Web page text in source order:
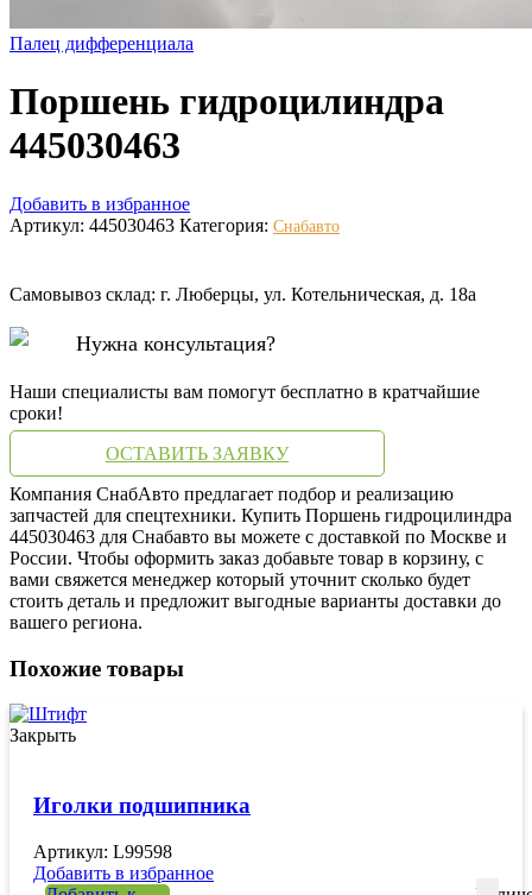
Палец дифференциала
Поршень гидроцилиндра
445030463
Добавить в избранное
Артикул: 445030463 Категория: Снабавто
Самовывоз склад: г. Люберцы, ул. Котельническая, д. 18а
Нужна консультация?
Наши специалисты вам помогут бесплатно в кратчайшие
сроки!
ОСТАВИТЬ ЗАЯВКУ
Компания СнабАвто предлагает подбор и реализацию
запчастей для спецтехники. Купить Поршень гидроцилиндра
445030463 для Снабавто вы можете с доставкой по Москве и
России. Чтобы оформить заказ добавьте товар в корзину, с
вами свяжется менеджер который уточнит сколько будет
стоить деталь и предложит выгодные варианты доставки до
вашего региона.
Похожие товары
Закрыть
Иголки подшипника
Артикул: L99598
Добавить в избранное